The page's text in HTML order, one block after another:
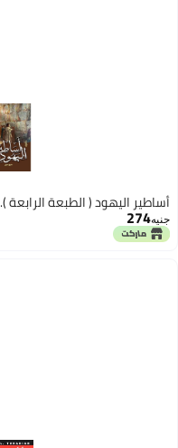
أساطير اليهود ( الطبعة الرابعة ).
جنيه274